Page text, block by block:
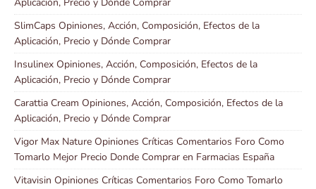
SlimCaps Opiniones, Acción, Composición, Efectos de la
Aplicación, Precio y Dónde Comprar
Insulinex Opiniones, Acción, Composición, Efectos de la
Aplicación, Precio y Dónde Comprar
Carattia Cream Opiniones, Acción, Composición, Efectos de la
Aplicación, Precio y Dónde Comprar
Vigor Max Nature Opiniones Críticas Comentarios Foro Como
Tomarlo Mejor Precio Donde Comprar en Farmacias España
Vitavisin Opiniones Críticas Comentarios Foro Como Tomarlo